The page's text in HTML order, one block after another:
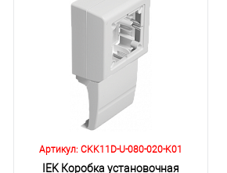
В корзину
К сравнению
В избранное
Под заказ
Артикул: CKK11D-U-080-020-K01
IEK Коробка установочная